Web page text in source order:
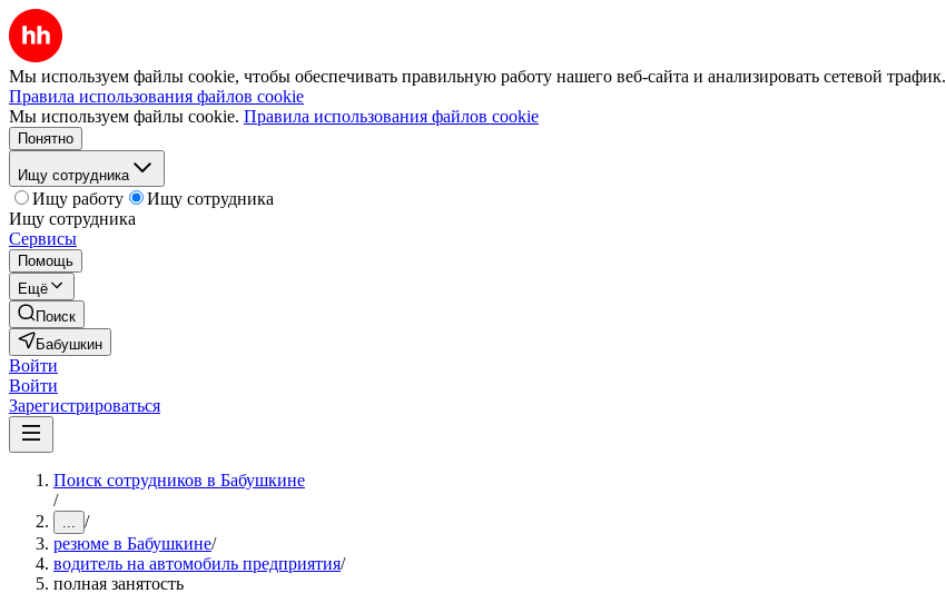
Мы используем файлы cookie, чтобы обеспечивать правильную работу нашего веб-сайта и анализировать сетевой трафик.
Правила использования файлов cookie
Мы используем файлы cookie. Правила использования файлов cookie
Понятно
Ищу сотрудника
Ищу работу
Ищу сотрудника
Ищу сотрудника
Сервисы
Помощь
Ещё
Поиск
Бабушкин
Войти
Войти
Зарегистрироваться
Поиск сотрудников в Бабушкине
/
... /
резюме в Бабушкине/
водитель на автомобиль предприятия/
полная занятость